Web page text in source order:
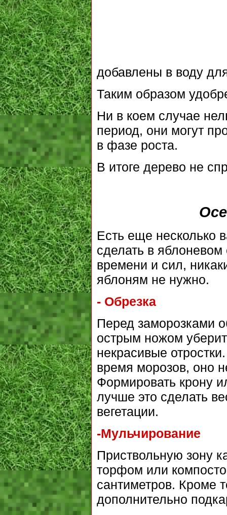
добавлены в воду
Таким образом
Ни в коем случае
период, они могут
в фазе роста.
В итоге дерево не
Есть еще несколько
сделать в
времени и сил,
яблоням не нужно.
- Обрезка
Перед заморозками
острым ножом
некрасивые
время морозов, оно
Формировать крону
лучше это сделать
вегетации.
-Мульчирование
Приствольную зону
торфом или
сантиметров. Кроме
дополнительно